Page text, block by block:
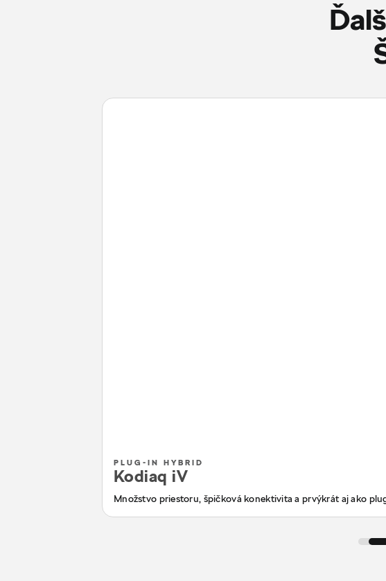
PLUG-IN HYBRID
Kodiaq iV
Množstvo priestoru, špičková konektivita a prvýkrát aj ako